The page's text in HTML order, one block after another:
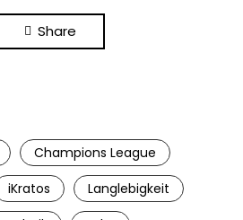
Share
Champions League
iKratos
Langlebigkeit